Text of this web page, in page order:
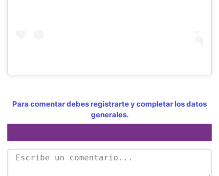
Para comentar debes registrarte y completar los datos
generales.